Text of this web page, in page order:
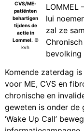
CVS/ME-
patiënten
behartigen
tijdens de
actie in
Lommel. ©
kvh
LOMMEL
lui
zal ze
bevolking
Komende zaterdag
voor ME, CVS en
chronische en
geweten is onder de
‘Wake Up Call’